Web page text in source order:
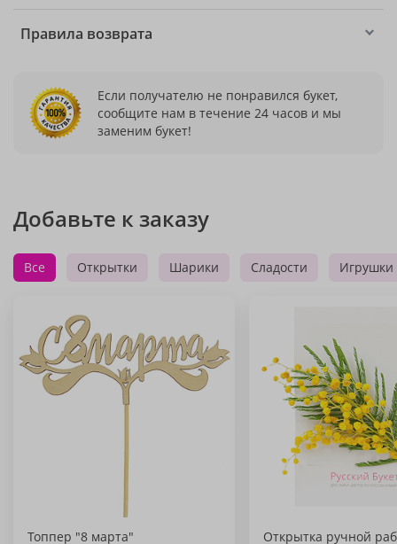
Правила возврата
Если получателю не понравился букет,
сообщите нам в течение 24 часов и мы
заменим букет!
Добавьте к заказу
Все Открытки Шарики Сладости Игрушки
Топпер "8 марта"
Открытка ручной